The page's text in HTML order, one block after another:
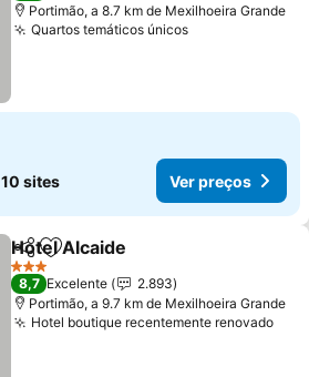
Portimão, a 8.7 km de Mexilhoeira Grande
Quartos temáticos únicos
10 sites Ver preços
PartilharAdicionar aos favoritos
Hotel Alcaide
3 Estrelas
8,7 Excelente
2.893
Portimão, a 9.7 km de Mexilhoeira Grande
Hotel boutique recentemente renovado